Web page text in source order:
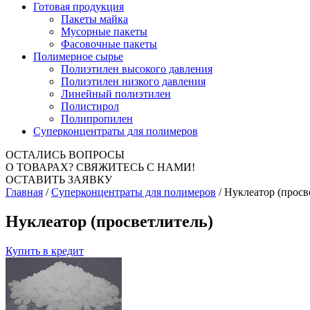
Готовая продукция
Пакеты майка
Мусорные пакеты
Фасовочные пакеты
Полимерное сырье
Полиэтилен высокого давления
Полиэтилен низкого давления
Линейный полиэтилен
Полистирол
Полипропилен
Суперконцентраты для полимеров
ОСТАЛИСЬ ВОПРОСЫ
О ТОВАРАХ? СВЯЖИТЕСЬ С НАМИ!
ОСТАВИТЬ ЗАЯВКУ
Главная /Суперконцентраты для полимеров /Нуклеатор
Нуклеатор (просветлитель)
Купить в кредит